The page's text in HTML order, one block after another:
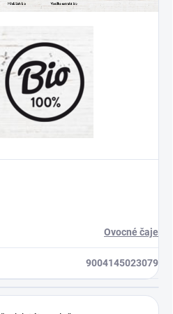
Ovocné čaje
9004145023079